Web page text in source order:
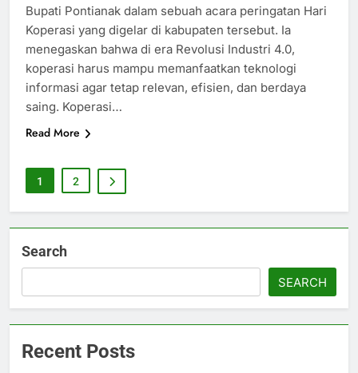
Bupati Pontianak dalam sebuah acara peringatan Hari
Koperasi yang digelar di kabupaten tersebut. Ia
menegaskan bahwa di era Revolusi Industri 4.0,
koperasi harus mampu memanfaatkan teknologi
informasi agar tetap relevan, efisien, dan berdaya
saing. Koperasi…
Read More
1 2
Search
SEARCH
Recent Posts